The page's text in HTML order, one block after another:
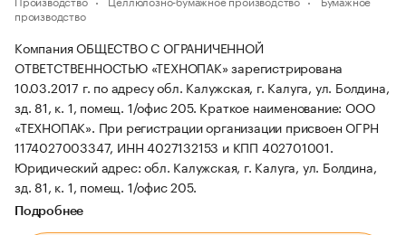
производство
Компания ОБЩЕСТВО С ОГРАНИЧЕННОЙ
ОТВЕТСТВЕННОСТЬЮ «ТЕХНОПАК» зарегистрирована
10.03.2017 г. по адресу обл. Калужская, г. Калуга, ул. Болдина,
зд. 81, к. 1, помещ. 1/офис 205. Краткое наименование: ООО
«ТЕХНОПАК». При регистрации организации присвоен ОГРН
1174027003347, ИНН 4027132153 и КПП 402701001.
Юридический адрес: обл. Калужская, г. Калуга, ул. Болдина,
зд. 81, к. 1, помещ. 1/офис 205.
Подробнее